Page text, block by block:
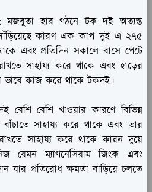
মজবুতা হার গঠনে টক দই অত্যন্ত
কারণ এক কাপ দুই এ ২৭৫
এবং প্রতিদিন সকালে বাসে পেটে
সাহায্য করে থাকে এবং হাড়ের
ভাবে কাজ করে থাকে টকদই।
বেশি বেশি খাওয়ার কারণে বিভিন্ন
সাহায্য করে থাকে এবং তার
সাহায্য করে থাকে কারন দুয়ে
যেমন ম্যাগনেসিয়াম জিংক এবং
যার প্রতিরোধ ক্ষমতা বাড়িয়ে চলতে